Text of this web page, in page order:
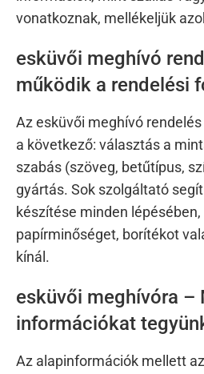
vonatkoznak, mellékeljük
esküvői meghívó
működik a rendelési
Az esküvői meghívó
a következő: választás a
szabás (szöveg, betűtípus,
gyártás. Sok szolgáltató
készítése minden
papírminőséget, borítékot
kínál.
esküvői meghívóra –
információkat
Az alapinformációk mellett